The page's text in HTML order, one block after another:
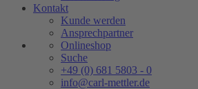
Kontakt
Kunde werden
Ansprechpartner
Onlineshop
Suche
+49 (0) 681 5803 - 0
info@carl-mettler.de